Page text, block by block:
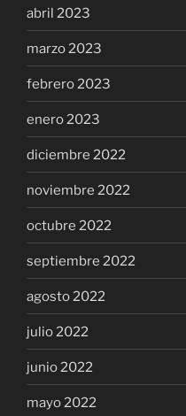
abril 2023
marzo 2023
febrero 2023
enero 2023
diciembre 2022
noviembre 2022
octubre 2022
septiembre 2022
agosto 2022
julio 2022
junio 2022
mayo 2022